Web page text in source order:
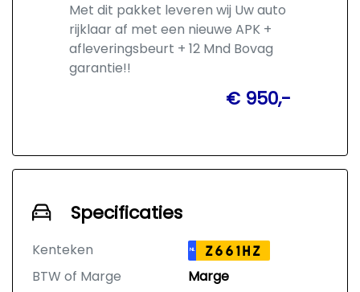
Met dit pakket leveren wij Uw auto
rijklaar af met een nieuwe APK +
afleveringsbeurt + 12 Mnd Bovag
garantie!!
€ 950,-
Specificaties
Kenteken NL Z661HZ
BTW of Marge
Marge